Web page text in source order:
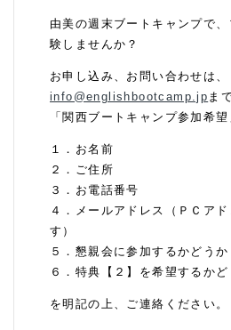
由美の週末ブートキャンプで
験しませんか？
お申し込み、お問い合わせは、
info@englishbootcamp.jp ま
「関西ブートキャンプ参加希
１．お名前
２．ご住所
３．お電話番号
４．メールアドレス（ＰＣア
す）
５．懇親会に参加するかどうか
６．特典【２】を希望するかど
を明記の上、ご連絡ください。